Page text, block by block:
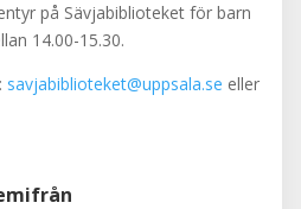
på Sävjabiblioteket för barn
14.00-15.30.
savjabiblioteket@uppsala.se eller